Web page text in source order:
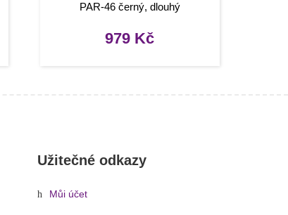
PAR-46 černý, dlouhý
979 Kč
Užitečné odkazy
Můj účet